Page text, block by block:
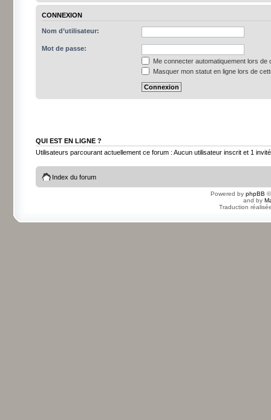
CONNEXION
Nom d’utilisateur:
Mot de passe:
Me connecter automatiquement lors de
Masquer mon statut en ligne lors de
QUI EST EN LIGNE ?
Utilisateurs parcourant actuellement ce forum : Aucun utilisateur inscrit et 1 invité
Index du forum
Powered by phpBB
and by
Traduction